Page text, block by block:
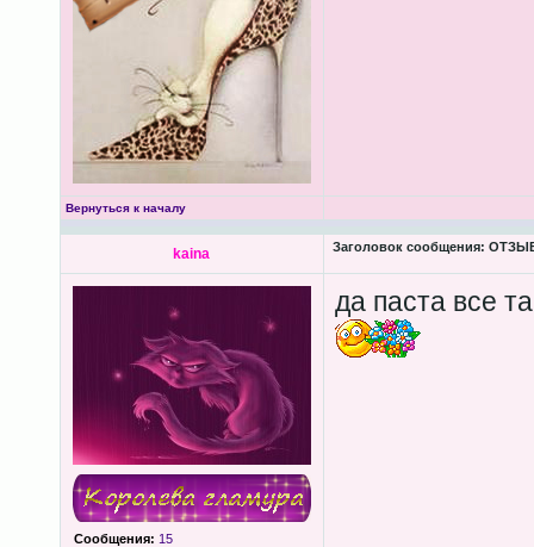
Вернуться к началу
kaina Заголовок сообщения:
Сообщения: 15
да паста все